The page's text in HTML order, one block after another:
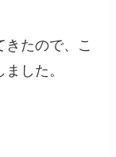
きたので、こ
した。